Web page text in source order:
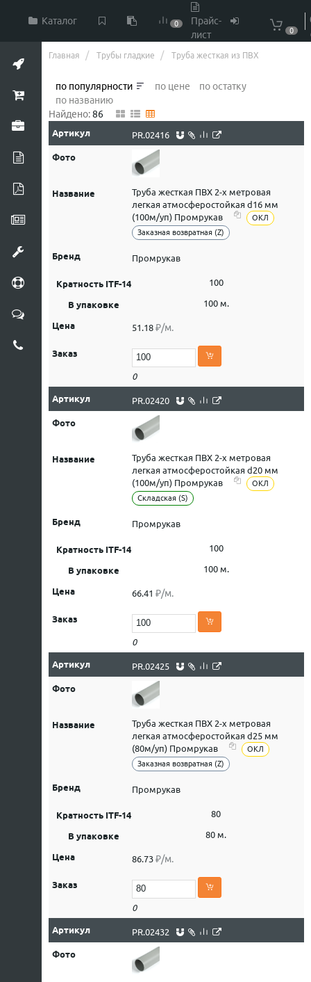
Каталог 0
Прайс-
лист
0
Главная Трубы гладкие Труба жесткая из ПВХ
по популярности по цене
по остатку
по названию
Найдено:86
PR.02416
Труба жесткая ПВХ 2-х метровая
легкая атмосферостойкая d16 мм
(100м/уп) Промрукав
ОКЛ
Заказная возвратная (Z)
Промрукав
100
100 м.
51.18 ₽/м.
0
PR.02420
Труба жесткая ПВХ 2-х метровая
легкая атмосферостойкая d20 мм
(100м/уп) Промрукав
ОКЛ
Складская (S)
Промрукав
100
100 м.
66.41 ₽/м.
0
PR.02425
Труба жесткая ПВХ 2-х метровая
легкая атмосферостойкая d25 мм
(80м/уп) Промрукав
ОКЛ
Заказная возвратная (Z)
Промрукав
80
80 м.
86.73 ₽/м.
0
PR.02432